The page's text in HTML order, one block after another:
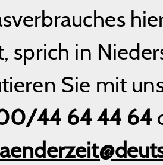
sprich in
Sie mit
44 64 44 64